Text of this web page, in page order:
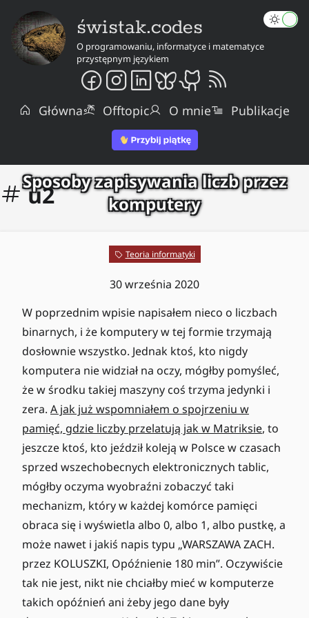
świstak.codes
O programowaniu, informatyce i matematyce
przystępnym językiem
Główna Offtopic O mnie Publikacje
u2
Sposoby zapisywania liczb przez
komputery
Teoria informatyki
30 września 2020
W poprzednim wpisie napisałem nieco o liczbach
binarnych, i że komputery w tej formie trzymają
dosłownie wszystko. Jednak ktoś, kto nigdy
komputera nie widział na oczy, mógłby pomyśleć,
że w środku takiej maszyny coś trzyma jedynki i
zera. A jak już wspomniałem o spojrzeniu w
pamięć, gdzie liczby przelatują jak w Matriksie, to
jeszcze ktoś, kto jeździł koleją w Polsce w czasach
sprzed wszechobecnych elektronicznych tablic,
mógłby oczyma wyobraźni zobaczyć taki
mechanizm, który w każdej komórce pamięci
obraca się i wyświetla albo 0, albo 1, albo pustkę, a
może nawet i jakiś napis typu „WARSZAWA ZACH.
przez KOLUSZKI, Opóźnienie 180 min”. Oczywiście
tak nie jest, nikt nie chciałby mieć w komputerze
takich opóźnień ani żeby jego dane były